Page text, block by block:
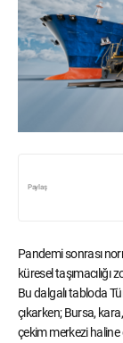
Paylaş
Pandemi sonrası
küresel
Bu dalgalı tabloda
çıkarken; Bursa,
çekim merkezi